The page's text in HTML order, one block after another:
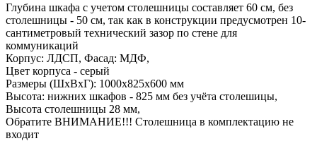
Глубина шкафа с учетом столешницы составляет 60 см, без
столешницы - 50 см, так как в конструкции предусмотрен 10-
сантиметровый технический зазор по стене для
коммуникаций
Корпус: ЛДСП, Фасад: МДФ,
Цвет корпуса - серый
Размеры (ШхВхГ): 1000х825х600 мм
Высота: нижних шкафов - 825 мм без учёта столешицы,
Высота столешницы 28 мм,
Обратите ВНИМАНИЕ!!! Столешница в комплектацию не
входит